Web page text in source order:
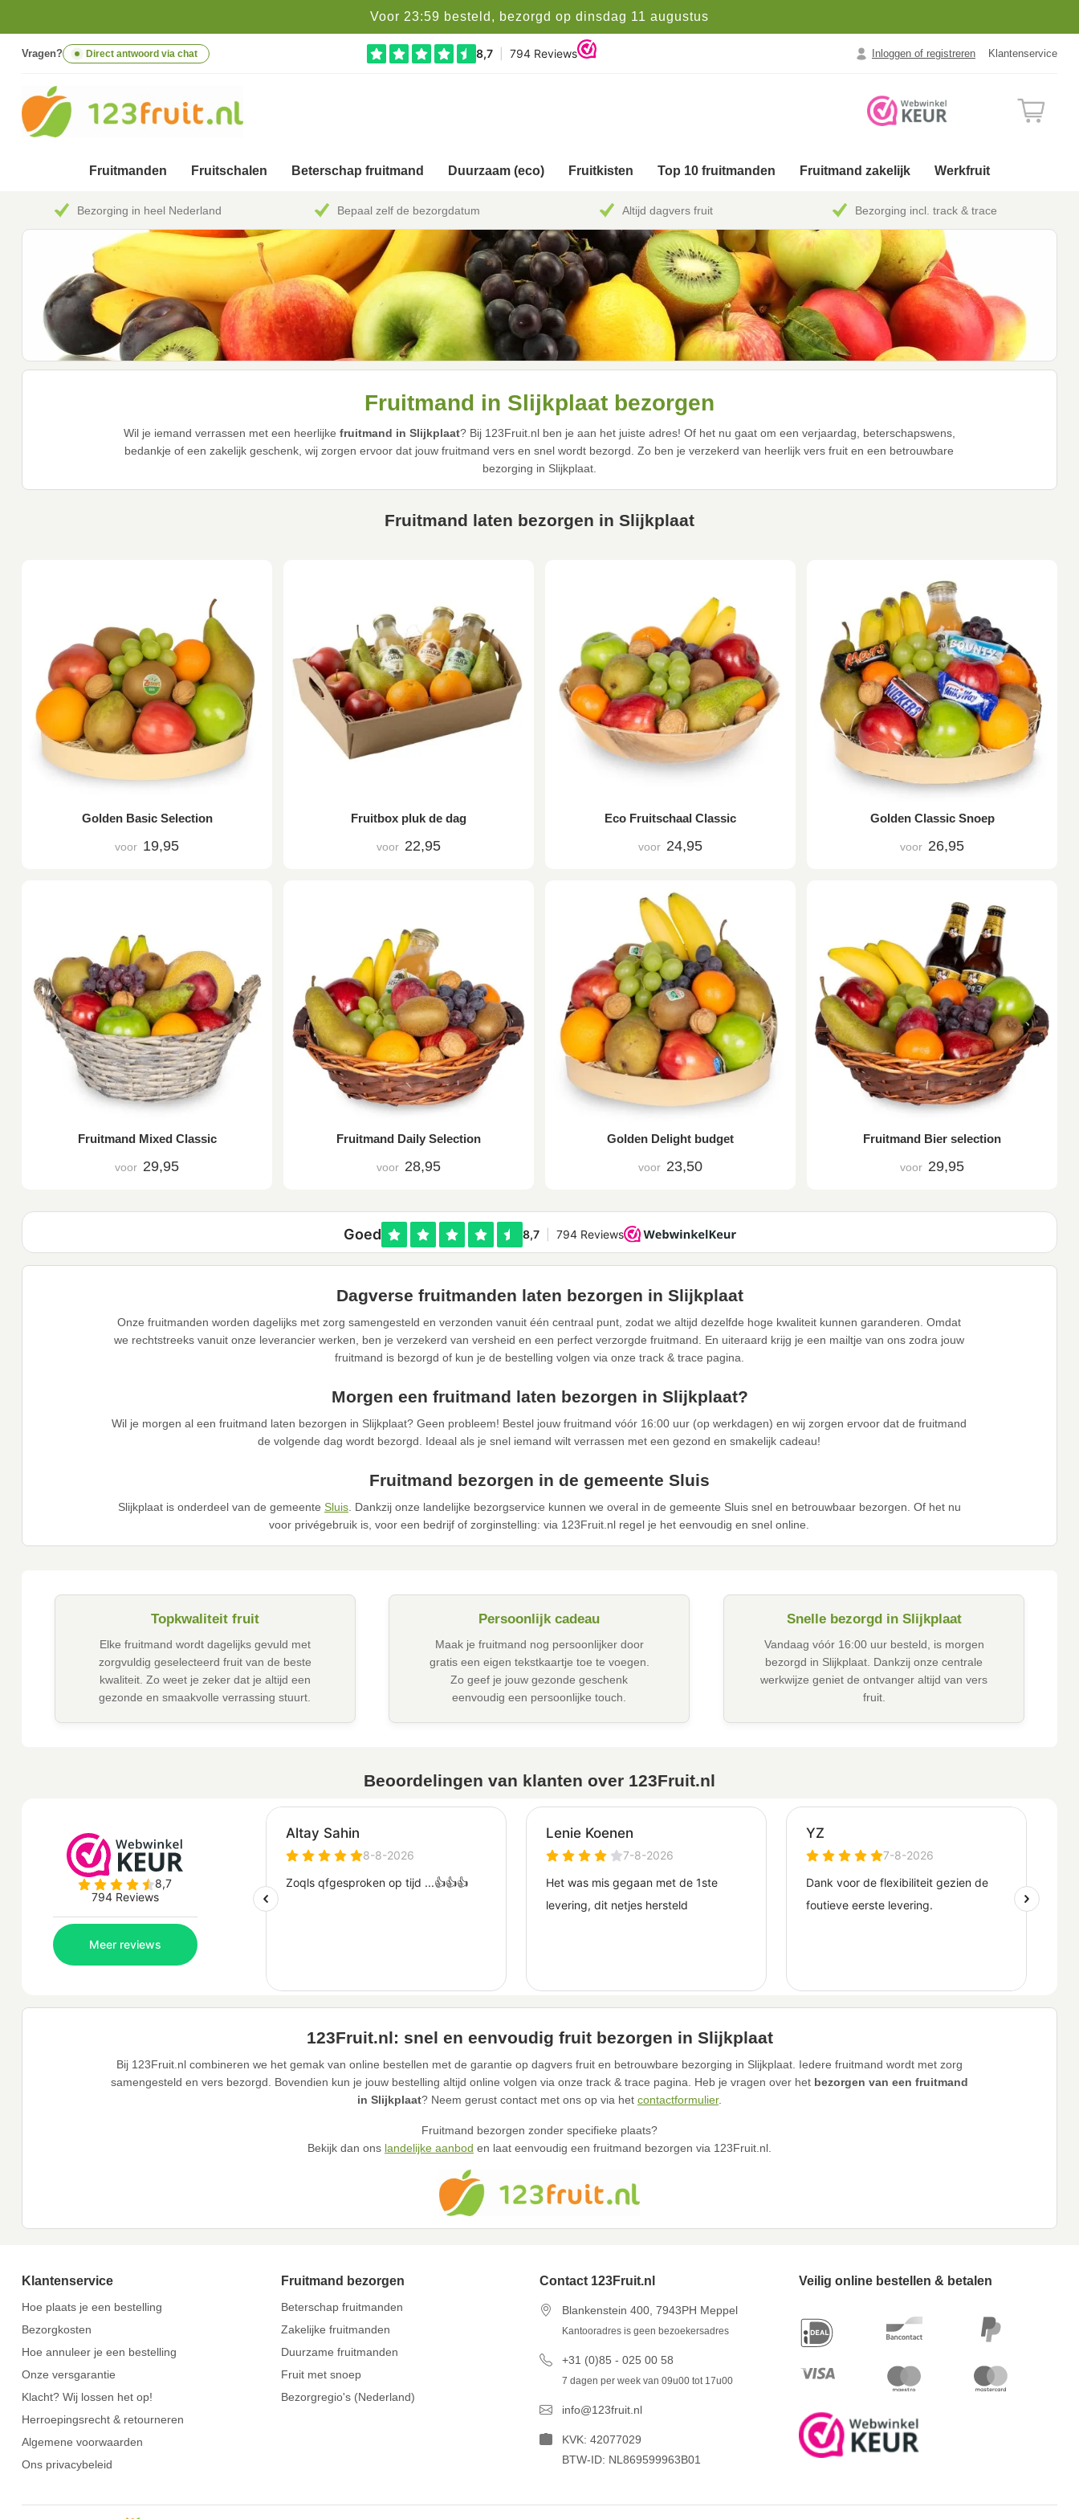
Voor 23:59 besteld, bezorgd op dinsdag 11 augustus
Vragen? Direct antwoord via chat Inloggen of registreren Klantenservice
Fruitmanden Fruitschalen Beterschap fruitmand Duurzaam (eco) Fruitkisten Top 10 fruitmanden Fruitmand zakelijk Werkfruit
Bezorging in heel Nederland Bepaal zelf de bezorgdatum Altijd dagvers fruit Bezorging incl. track & trace
Fruitmand in Slijkplaat bezorgen
Wil je iemand verrassen met een heerlijke fruitmand in Slijkplaat? Bij 123Fruit.nl ben je aan het juiste adres! Of het nu gaat om een verjaardag, beterschapswens,
bedankje of een zakelijk geschenk, wij zorgen ervoor dat jouw fruitmand vers en snel wordt bezorgd. Zo ben je verzekerd van heerlijk vers fruit en een betrouwbare
bezorging in Slijkplaat.
Fruitmand laten bezorgen in Slijkplaat
Golden Basic Selection
voor 19,95
Fruitbox pluk de dag
voor 22,95
Eco Fruitschaal Classic
voor 24,95
Golden Classic Snoep
voor 26,95
Fruitmand Mixed Classic
voor 29,95
Fruitmand Daily Selection
voor 28,95
Golden Delight budget
voor 23,50
Fruitmand Bier selection
voor 29,95
Dagverse fruitmanden laten bezorgen in Slijkplaat
Onze fruitmanden worden dagelijks met zorg samengesteld en verzonden vanuit één centraal punt, zodat we altijd dezelfde hoge kwaliteit kunnen garanderen. Omdat
we rechtstreeks vanuit onze leverancier werken, ben je verzekerd van versheid en een perfect verzorgde fruitmand. En uiteraard krijg je een mailtje van ons zodra jouw
fruitmand is bezorgd of kun je de bestelling volgen via onze track & trace pagina.
Morgen een fruitmand laten bezorgen in Slijkplaat?
Wil je morgen al een fruitmand laten bezorgen in Slijkplaat? Geen probleem! Bestel jouw fruitmand vóór 16:00 uur (op werkdagen) en wij zorgen ervoor dat de fruitmand
de volgende dag wordt bezorgd. Ideaal als je snel iemand wilt verrassen met een gezond en smakelijk cadeau!
Fruitmand bezorgen in de gemeente Sluis
Slijkplaat is onderdeel van de gemeente Sluis. Dankzij onze landelijke bezorgservice kunnen we overal in de gemeente Sluis snel en betrouwbaar bezorgen. Of het nu
voor privégebruik is, voor een bedrijf of zorginstelling: via 123Fruit.nl regel je het eenvoudig en snel online.
Topkwaliteit fruit
Elke fruitmand wordt dagelijks gevuld met
zorgvuldig geselecteerd fruit van de beste
kwaliteit. Zo weet je zeker dat je altijd een
gezonde en smaakvolle verrassing stuurt.
Persoonlijk cadeau
Maak je fruitmand nog persoonlijker door
gratis een eigen tekstkaartje toe te voegen.
Zo geef je jouw gezonde geschenk
eenvoudig een persoonlijke touch.
Snelle bezorgd in Slijkplaat
Vandaag vóór 16:00 uur besteld, is morgen
bezorgd in Slijkplaat. Dankzij onze centrale
werkwijze geniet de ontvanger altijd van vers
fruit.
Beoordelingen van klanten over 123Fruit.nl
123Fruit.nl: snel en eenvoudig fruit bezorgen in Slijkplaat
Bij 123Fruit.nl combineren we het gemak van online bestellen met de garantie op dagvers fruit en betrouwbare bezorging in Slijkplaat. Iedere fruitmand wordt met zorg
samengesteld en vers bezorgd. Bovendien kun je jouw bestelling altijd online volgen via onze track & trace pagina. Heb je vragen over het bezorgen van een fruitmand
in Slijkplaat? Neem gerust contact met ons op via het contactformulier.
Fruitmand bezorgen zonder specifieke plaats?
Bekijk dan ons landelijke aanbod en laat eenvoudig een fruitmand bezorgen via 123Fruit.nl.
Klantenservice
Hoe plaats je een bestelling
Bezorgkosten
Hoe annuleer je een bestelling
Onze versgarantie
Klacht? Wij lossen het op!
Herroepingsrecht & retourneren
Algemene voorwaarden
Ons privacybeleid
Fruitmand bezorgen
Beterschap fruitmanden
Zakelijke fruitmanden
Duurzame fruitmanden
Fruit met snoep
Bezorgregio's (Nederland)
Contact 123Fruit.nl
Blankenstein 400, 7943PH Meppel
Kantooradres is geen bezoekersadres
+31 (0)85 - 025 00 58
7 dagen per week van 09u00 tot 17u00
info@123fruit.nl
KVK: 42077029
BTW-ID: NL869599963B01
Veilig online bestellen & betalen